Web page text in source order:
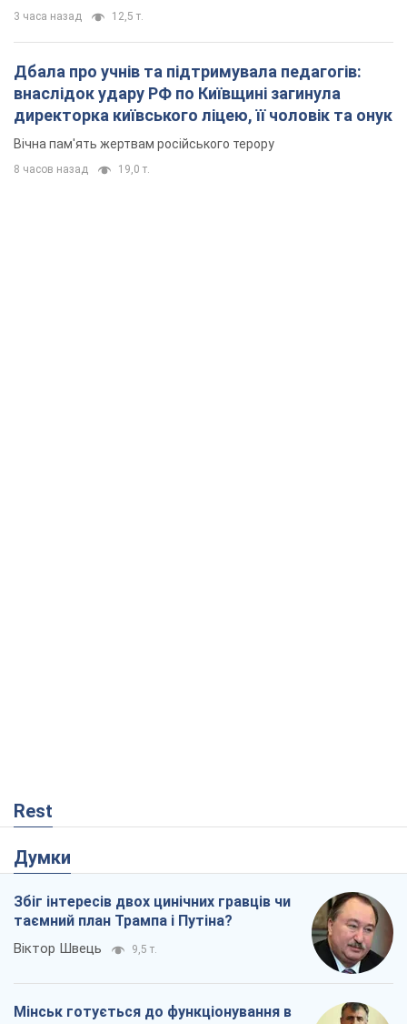
3 часа назад 12,5 т.
Дбала про учнів та підтримувала педагогів:
внаслідок удару РФ по Київщині загинула
директорка київського ліцею, її чоловік та онук
Вічна пам'ять жертвам російського терору
8 часов назад 19,0 т.
Rest
Думки
Збіг інтересів двох цинічних гравців чи
таємний план Трампа і Путіна?
Віктор Швець 9,5 т.
Мінськ готується до функціонування в